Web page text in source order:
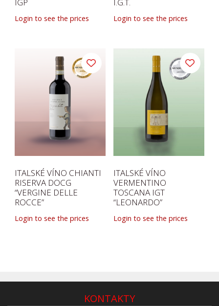
Login to see the prices Login to see the prices
ITALSKÉ VÍNO CHIANTI
RISERVA DOCG
“VERGINE DELLE
ROCCE”
Login to see the prices
ITALSKÉ VÍNO
VERMENTINO
TOSCANA IGT
“LEONARDO”
Login to see the prices
KONTAKTY